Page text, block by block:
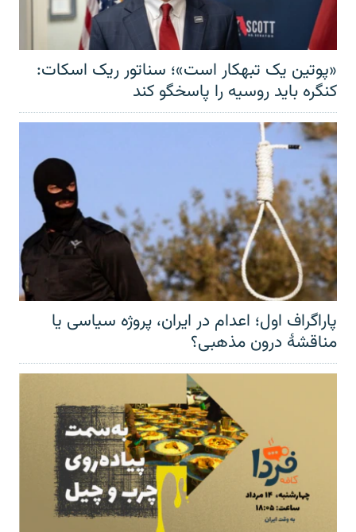
«پوتین یک تبهکار است»؛ سناتور ریک اسکات:
کنگره باید روسیه را پاسخگو کند
پاراگراف اول؛ اعدام در ایران، پروژه سیاسی یا
مناقشهٔ درون مذهبی؟